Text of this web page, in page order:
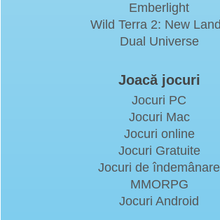
Emberlight
Wild Terra 2: New
Dual Universe
Joacă jocuri
Jocuri PC
Jocuri Mac
Jocuri online
Jocuri Gratuite
Jocuri de îndemânare
MMORPG
Jocuri Android